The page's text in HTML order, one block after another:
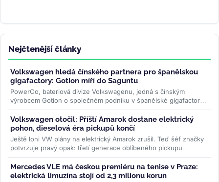
Nejčtenější články
Volkswagen hledá čínského partnera pro španělskou
gigafactory: Gotion míří do Saguntu
PowerCo, bateriová divize Volkswagenu, jedná s čínským
výrobcem Gotion o společném podniku v španělské gigafactory
u Valencie. Závod,...>>
Volkswagen otočil: Příští Amarok dostane elektrický
pohon, dieselová éra pickupů končí
Ještě loni VW plány na elektrický Amarok zrušil. Teď šéf značky
potvrzuje pravý opak: třetí generace oblíbeného pickupu
dostane PHEV i...>>
Mercedes VLE má českou premiéru na tenise v Praze:
elektrická limuzína stojí od 2,3 milionu korun